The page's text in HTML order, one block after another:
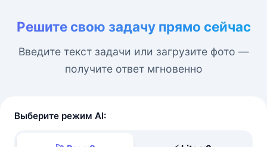
Решите свою задачу прямо сейчас
Введите текст задачи или загрузите фото —
получите ответ мгновенно
Выберите режим AI: